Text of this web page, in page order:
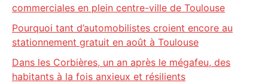
commerciales en plein centre-ville de Toulouse
Pourquoi tant d’automobilistes croient encore au
stationnement gratuit en août à Toulouse
Dans les Corbières, un an après le mégafeu, des
habitants à la fois anxieux et résilients